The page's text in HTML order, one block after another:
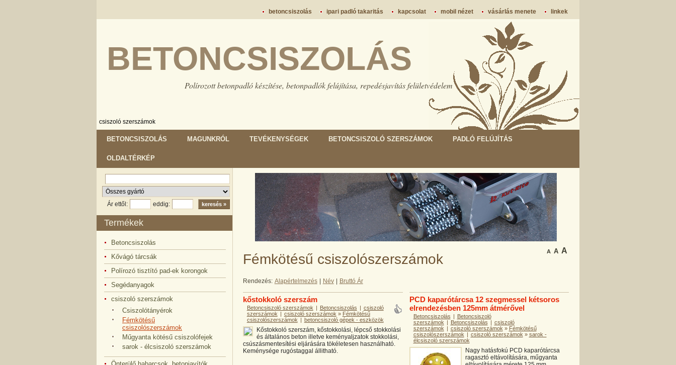
betoncsiszolás ipari padló takaritás kapcsolat mobil nézet vásárlás menete linkek
BETONCSISZOLÁS
Polírozott betonpadló készítése, betonpadlók felújítása, repedésjavítás felületvédelem
csiszoló szerszámok
BETONCSISZOLÁS MAGUNKRÓL TEVÉKENYSÉGEK BETONCSISZOLÓ SZERSZÁMOK PADLÓ FELÚJÍTÁS
OLDALTÉRKÉP
Ár ettől: eddig:
Termékek
Betoncsiszolás
Kővágó tárcsák
Polírozó tisztító pad-ek korongok
Segédanyagok
csiszoló szerszámok
Csiszolótányérok
Fémkötésű
csiszolószerszámok
Műgyanta kötésű csiszolófejek
sarok - élcsiszoló szerszámok
A A A
Fémkötésű csiszolószerszámok
Rendezés: Alapértelmezés Név Bruttó Ár
kőstokkoló szerszám
Betoncsiszoló szerszámok | Betoncsiszolás | csiszoló
szerszámok | csiszoló szerszámok » Fémkötésű
csiszolószerszámok | betoncsiszoló gépek - eszközök
Kőstokkoló szerszám, kőstokkolási, lépcső stokkolási
és általános beton illetve keményaljzatok stokkolási,
csúszásmentesítési eljárására tökéletesen használható.
Keménysége rugóstaggal állitható.
PCD kaparótárcsa 12 szegmessel kétsoros
elrendezésben 125mm átmérővel
Betoncsiszolás | Betoncsiszoló
szerszámok | Betoncsiszolás | csiszoló
szerszámok | csiszoló szerszámok » Fémkötésű
csiszolószerszámok | csiszoló szerszámok » sarok -
élcsiszoló szerszámok
Nagy hatásfokú PCD kaparótárcsa
ragasztó eltávolítására, műgyanta